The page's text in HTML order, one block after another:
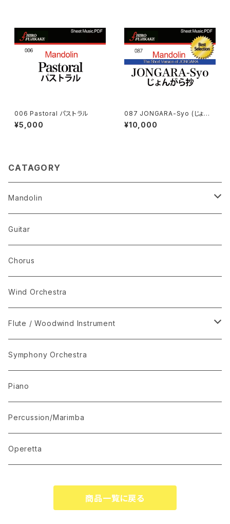
006 Pastoral パストラル
¥5,000
087 JONGARA-Syo (じょん
がら抄）
¥10,000
CATAGORY
Mandolin
The Best Selection
Set Package
I-Musici
"The Enchanted Forest"
“The Lark in the Clear Air”
Mandolin Solo
Recommended for Competition
Suite(Set Collection)
Guitar
Chorus
Wind Orchestra
Flute / Woodwind Instrument
KARAOKE
Symphony Orchestra
Piano
Percussion/Marimba
Operetta
商品一覧に戻る